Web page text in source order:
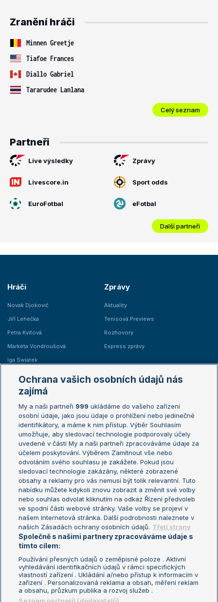
Zranění hráči
Minnen Greetje
Tiafoe Frances
Diallo Gabriel
Tararudee Lanlana
Celý seznam
Partneři
Live výsledky Zprávy
Livescore.in Sport odds
EuroFotbal eFotbal
Další partneři
Hráči
Novak Djokovič
Jiří Lehečka
Petra Kvitová
Markéta Vondroušová
Iga Swiatek
Zprávy
Aktuality
Tenisová Previews
Rozhovory
Express zprávy
Žebříčky
Žebříček ATP (muži)
Žebříček WTA (ženy)
Sázkařský žebříček
Australian Open
French Open
Wimbledon
US Open
Turnaj mistrů
Turnaj mistryň
Aktualní trendy
Fotbalové přestupy
Livesport Daily
LS Prague Open
Podmínky užití
Nastavení soukromí
GDPR a žurnalistika
Reklama
Kontakt
Informace o zpracování osobních
Ochrana vašich osobních údajů nás
zajímá
My a naši partneři 999 ukládáme do vašeho zařízení
osobní údaje, jako jsou údaje o prohlížení nebo jedinečné
identifikátory, a máme k nim přístup. Výběr Souhlasím
umožňuje, aby sledovací technologie podporovaly účely
uvedené v části My a naši partneři zpracováváme údaje za
účelem poskytování. Výběrem Zamítnout vše nebo
odvoláním svého souhlasu je zakážete. Pokud jsou
sledovací technologie zakázány, některé zobrazené
obsahy a reklamy pro vás nemusí být tolik relevantní. Tuto
nabídku můžete kdykoli znovu zobrazit a změnit své volby
nebo souhlas odvolat kliknutím na odkaz Řízení předvoleb
ve spodní části webové stránky. Vaše volby se projeví v
našem Internetová stránka. Další podrobnosti naleznete v
našich Zásadách ochrany osobních údajů. Třetí strany
Společně s našimi partnery zpracováváme údaje s
tímto cílem:
Používání přesných údajů o zeměpisné poloze . Aktivní
vyhledávání identifikačních údajů v rámci specifických
vlastností zařízení . Ukládání a/nebo přístup k informacím v
zařízení . Personalizovaná reklama a obsah, měření reklam
a obsahu, průzkum publika a rozvoj služeb .